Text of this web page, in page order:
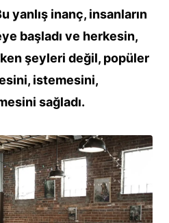
yanlış inanç, insanların
başladı ve herkesin,
şeyleri değil, popüler
istemesini,
sağladı.